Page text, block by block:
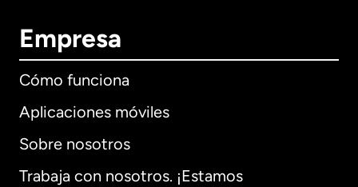
Empresa
Cómo funciona
Aplicaciones móviles
Sobre nosotros
Trabaja con nosotros. ¡Estamos